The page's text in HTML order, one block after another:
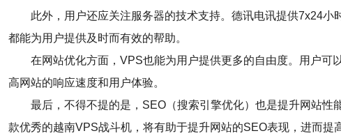
此外，用户还应关注服务器的技术支持。德讯电讯提供7x24
都能为用户提供及时而有效的帮助。
在网站优化方面，VPS也能为用户提供更多的自由度。用户
高网站的响应速度和用户体验。
最后，不得不提的是，SEO（搜索引擎优化）也是提升网站
款优秀的越南VPS战斗机，将有助于提升网站的SEO表现，进而提